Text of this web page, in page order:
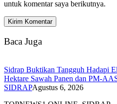
untuk komentar saya berikutnya.
Baca Juga
Sidrap Buktikan Tangguh Hadapi
Hektare Sawah Panen dan PM-
SIDRAPAgustus 6, 2026